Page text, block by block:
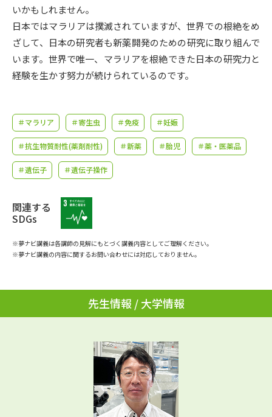
学問発見 学問検索
大学で学びたい学問発見
学問のミニ講義「夢ナビ講義」 学問分野解説
学問の教科書
Ｑ＆Ａ よくあるご質問 大学進学IDについて
お支払いサイト
個人情報取扱規定
テレメール進学カタログ
訂正のご案内
いかもしれません。
日本ではマラリアは撲滅されていますが、世界での根絶をめ
ざして、日本の研究者も新薬開発のための研究に取り組んで
います。世界で唯一、マラリアを根絶できた日本の研究力と
経験を生かす努力が続けられているのです。
＃マラリア ＃寄生虫 ＃免疫 ＃妊娠
＃抗生物質耐性(薬剤耐性) ＃新薬 ＃胎児 ＃薬・医薬品
＃遺伝子 ＃遺伝子操作
関連する
SDGs
※夢ナビ講義は各講師の見解にもとづく講義内容としてご理解ください。
※夢ナビ講義の内容に関するお問い合わせには対応しておりません。
先生情報 / 大学情報